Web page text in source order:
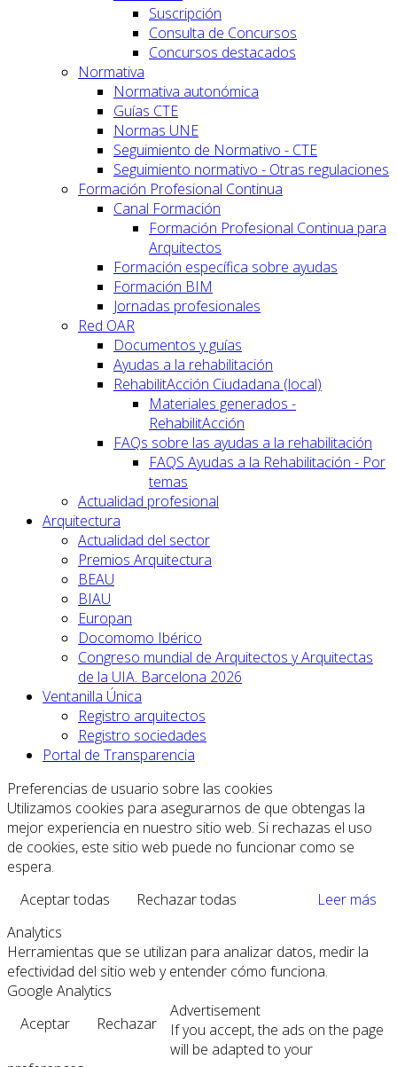
Suscripción
Consulta de Concursos
Concursos destacados
Normativa
Normativa autonómica
Guías CTE
Normas UNE
Seguimiento de Normativo - CTE
Seguimiento normativo - Otras regulaciones
Formación Profesional Continua
Canal Formación
Formación Profesional Continua para
Arquitectos
Formación específica sobre ayudas
Formación BIM
Jornadas profesionales
Red OAR
Documentos y guías
Ayudas a la rehabilitación
RehabilitAcción Ciudadana (local)
Materiales generados -
RehabilitAcción
FAQs sobre las ayudas a la rehabilitación
FAQS Ayudas a la Rehabilitación - Por
temas
Actualidad profesional
Arquitectura
Actualidad del sector
Premios Arquitectura
BEAU
BIAU
Europan
Docomomo Ibérico
Congreso mundial de Arquitectos y Arquitectas
de la UIA. Barcelona 2026
Ventanilla Única
Registro arquitectos
Registro sociedades
Portal de Transparencia
Preferencias de usuario sobre las cookies
Utilizamos cookies para asegurarnos de que obtengas la
mejor experiencia en nuestro sitio web. Si rechazas el uso
de cookies, este sitio web puede no funcionar como se
espera.
Aceptar todas
Rechazar todas
Leer más
Analytics
Herramientas que se utilizan para analizar datos, medir la
efectividad del sitio web y entender cómo funciona.
Google Analytics
Aceptar
Rechazar
Advertisement
If you accept, the ads on the page
will be adapted to your